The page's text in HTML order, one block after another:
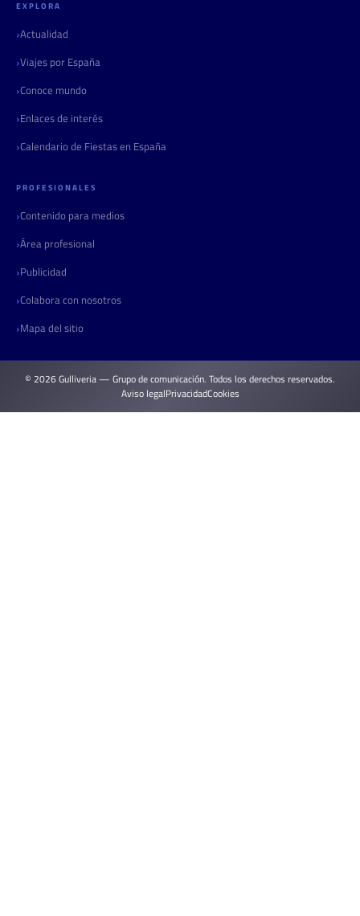
EXPLORA
Actualidad
Viajes por España
Conoce mundo
Enlaces de interés
Calendario de Fiestas en España
PROFESIONALES
Contenido para medios
Área profesional
Publicidad
Colabora con nosotros
Mapa del sitio
© 2026 Gulliveria — Grupo de comunicación. Todos los derechos reservados.
Aviso legalPrivacidadCookies